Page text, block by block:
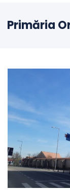
Primăria